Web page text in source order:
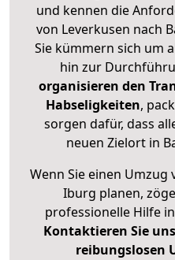
und kennen die
von Leverkusen nach
Sie kümmern sich um
hin zur
organisieren den
Habseligkeiten,
sorgen dafür, dass
neuen Zielort in
Wenn Sie einen Umzug
Iburg planen,
professionelle Hilfe
Kontaktieren Sie
reibungslosen